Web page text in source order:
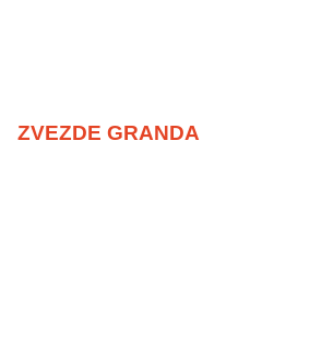
ZVEZDE GRANDA